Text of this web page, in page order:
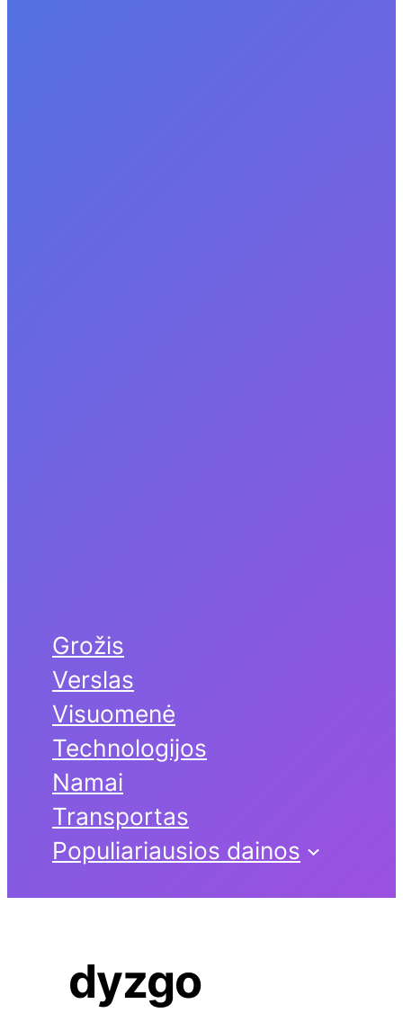
Grožis
Verslas
Visuomenė
Technologijos
Namai
Transportas
Populiariausios dainos
dyzgo